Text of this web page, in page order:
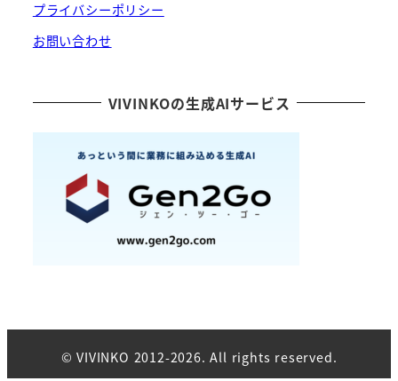
プライバシーポリシー
お問い合わせ
VIVINKOの生成AIサービス
© VIVINKO 2012-2026. All rights reserved.